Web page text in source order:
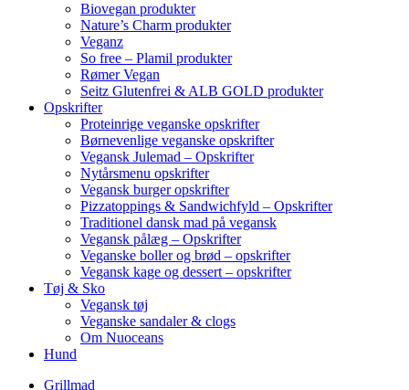
Biovegan produkter
Nature’s Charm produkter
Veganz
So free – Plamil produkter
Rømer Vegan
Seitz Glutenfrei & ALB GOLD produkter
Opskrifter
Proteinrige veganske opskrifter
Børnevenlige veganske opskrifter
Vegansk Julemad – Opskrifter
Nytårsmenu opskrifter
Vegansk burger opskrifter
Pizzatoppings & Sandwichfyld – Opskrifter
Traditionel dansk mad på vegansk
Vegansk pålæg – Opskrifter
Veganske boller og brød – opskrifter
Vegansk kage og dessert – opskrifter
Tøj & Sko
Vegansk tøj
Veganske sandaler & clogs
Om Nuoceans
Hund
Grillmad